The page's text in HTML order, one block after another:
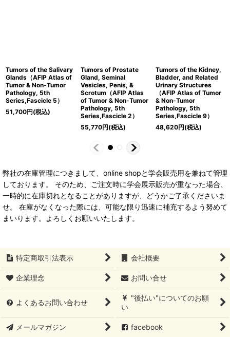
Tumors of the Salivary
Glands（AFIP Atlas of
Tumor & Non-Tumor
Pathology, 5th
Series,Fascicle 5）
51,700円(税込)
Tumors of Prostate
Gland, Seminal
Vesicles, Penis, &
Scrotum（AFIP Atlas
of Tumor & Non-Tumor
Pathology, 5th
Series,Fascicle 2）
55,770円(税込)
Tumors of the Kidney,
Bladder, and Related
Urinary Structures
（AFIP Atlas of Tumor
& Non-Tumor
Pathology, 5th
Series,Fascicle 9）
48,620円(税込)
弊社の在庫管理につきまして、online shopと学会販売用を兼ねて管理
しております。 そのため、ご注文時に学会展示販売が重なった場合、
一時的に在庫切れとなることがありますが、どうかご了承くださいま
せ。 在庫がなくなった際には、可能な限り迅速に補充するよう努めて
まいります。よろしくお願いいたします。
特定商取引法表示 会社概要
企業理念 お問い合せ
よくあるお問い合わせ
"後払い"についてのお願
い
メールマガジン facebook